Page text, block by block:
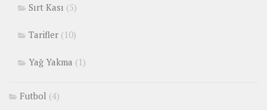
Sırt Kası (5)
Tarifler (10)
Yağ Yakma (1)
Futbol (4)